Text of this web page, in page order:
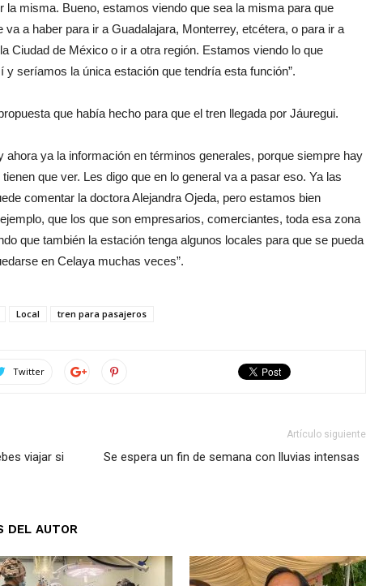
la misma. Bueno, estamos viendo que sea la misma para que
a haber para ir a Guadalajara, Monterrey, etcétera, o para ir a
Ciudad de México o ir a otra región. Estamos viendo lo que
seríamos la única estación que tendría esta función”.
que había hecho para que el tren llegada por Jáuregui.
ahora ya la información en términos generales, porque siempre hay
que ver. Les digo que en lo general va a pasar eso. Ya las
comentar la doctora Alejandra Ojeda, pero estamos bien
que los que son empresarios, comerciantes, toda esa zona
que también la estación tenga algunos locales para que se pueda
en Celaya muchas veces”.
Local tren para pasajeros
Twitter
viajar si
Artículo siguiente
Se espera un fin de semana con lluvias intensas
DEL AUTOR